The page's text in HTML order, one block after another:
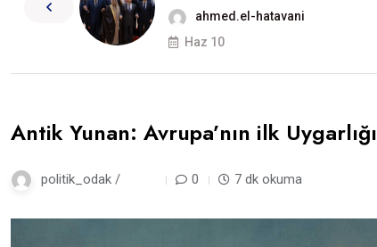
ahmed.el-hatavani
Haz 10
Antik Yunan: Avrupa’nın ilk Uygarlığı
politik_odak / 0 7 dk okuma